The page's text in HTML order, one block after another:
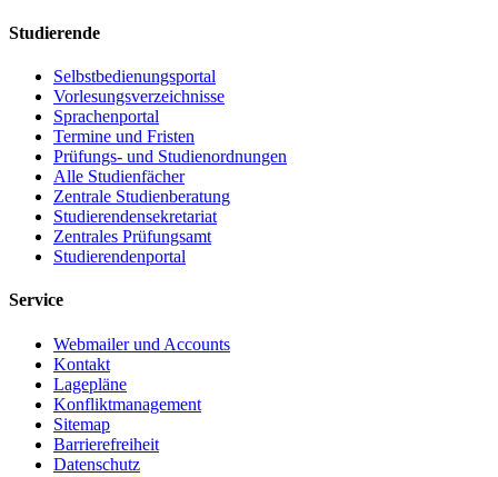
Studierende
Selbstbedienungsportal
Vorlesungsverzeichnisse
Sprachenportal
Termine und Fristen
Prüfungs- und Studienordnungen
Alle Studienfächer
Zentrale Studienberatung
Studierendensekretariat
Zentrales Prüfungsamt
Studierendenportal
Service
Webmailer und Accounts
Kontakt
Lagepläne
Konfliktmanagement
Sitemap
Barrierefreiheit
Datenschutz